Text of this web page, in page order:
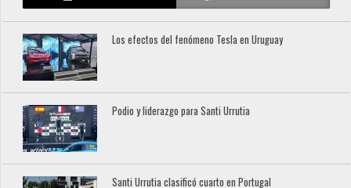
Los efectos del fenómeno Tesla en Uruguay
Podio y liderazgo para Santi Urrutia
Santi Urrutia clasificó cuarto en Portugal